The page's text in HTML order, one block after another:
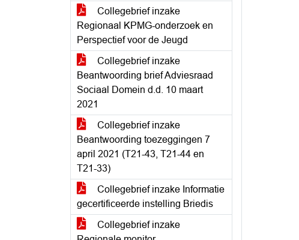
Collegebrief inzake
Regionaal KPMG-onderzoek en
Perspectief voor de Jeugd
Collegebrief inzake
Beantwoording brief Adviesraad
Sociaal Domein d.d. 10 maart
2021
Collegebrief inzake
Beantwoording toezeggingen 7
april 2021 (T21-43, T21-44 en
T21-33)
Collegebrief inzake Informatie
gecertificeerde instelling Briedis
Collegebrief inzake